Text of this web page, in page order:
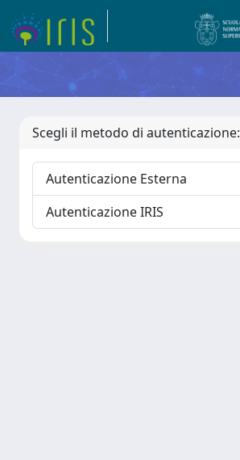
Scegli il metodo di autenticazione:
Autenticazione Esterna
Autenticazione IRIS